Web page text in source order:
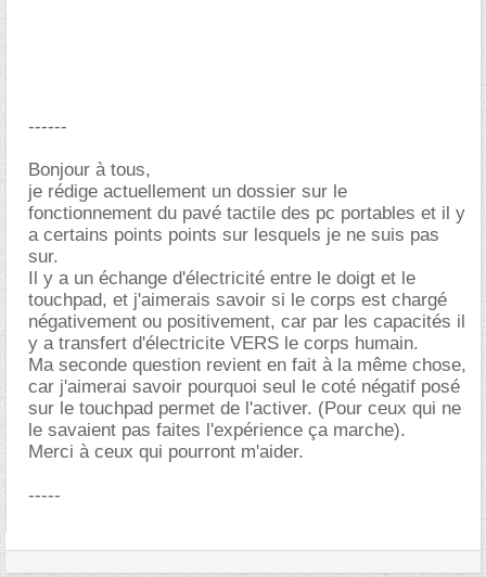
------
Bonjour à tous,
je rédige actuellement un dossier sur le
fonctionnement du pavé tactile des pc portables et il y
a certains points points sur lesquels je ne suis pas
sur.
Il y a un échange d'électricité entre le doigt et le
touchpad, et j'aimerais savoir si le corps est chargé
négativement ou positivement, car par les capacités il
y a transfert d'électricite VERS le corps humain.
Ma seconde question revient en fait à la même chose,
car j'aimerai savoir pourquoi seul le coté négatif posé
sur le touchpad permet de l'activer. (Pour ceux qui ne
le savaient pas faites l'expérience ça marche).
Merci à ceux qui pourront m'aider.
-----